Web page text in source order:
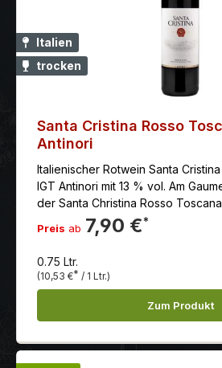
Italien
trocken
Santa Cristina Rosso
Antinori
Italienischer Rotwein Santa
IGT Antinori mit 13 % vol. Am
der Santa Christina Rosso
Kirschen, Heidelbeere und
Vanille und Kaffee.
Preis ab 7,90 €*
0.75 Ltr.
(10,53 €* / 1 Ltr.)
Zum Produkt